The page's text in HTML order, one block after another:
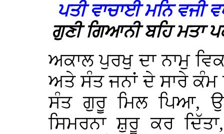
ਪਤੀ ਵਾਚਾਈ ਮਨਿ
ਗੁਣੀ ਗਿਆਨੀ ਬਹਿ ਮਤਾ
ਅਕਾਲ ਪੁਰਖੁ ਦਾ ਨਾਮੁ
ਅਤੇ ਸੰਤ ਜਨਾਂ ਦੇ ਸਾਰੇ ਕੰਮ
ਸੰਤ ਗੁਰੂ ਮਿਲ ਪਿਆ,
ਸਿਮਰਨਾ ਸ਼ੁਰੂ ਕਰ